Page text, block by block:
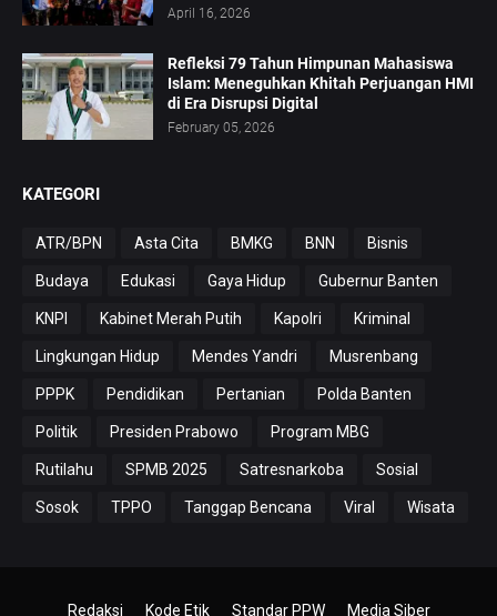
April 16, 2026
Refleksi 79 Tahun Himpunan Mahasiswa
Islam: Meneguhkan Khitah Perjuangan HMI
di Era Disrupsi Digital
February 05, 2026
KATEGORI
ATR/BPN Asta Cita BMKG BNN Bisnis
Budaya Edukasi Gaya Hidup Gubernur Banten
KNPI Kabinet Merah Putih Kapolri Kriminal
Lingkungan Hidup Mendes Yandri Musrenbang
PPPK Pendidikan Pertanian Polda Banten
Politik Presiden Prabowo Program MBG
Rutilahu SPMB 2025 Satresnarkoba Sosial
Sosok TPPO Tanggap Bencana Viral Wisata
Redaksi Kode Etik Standar PPW Media Siber